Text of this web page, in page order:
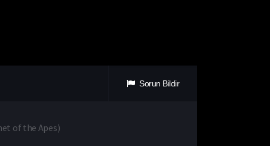
Sorun Bildir
of the Apes)